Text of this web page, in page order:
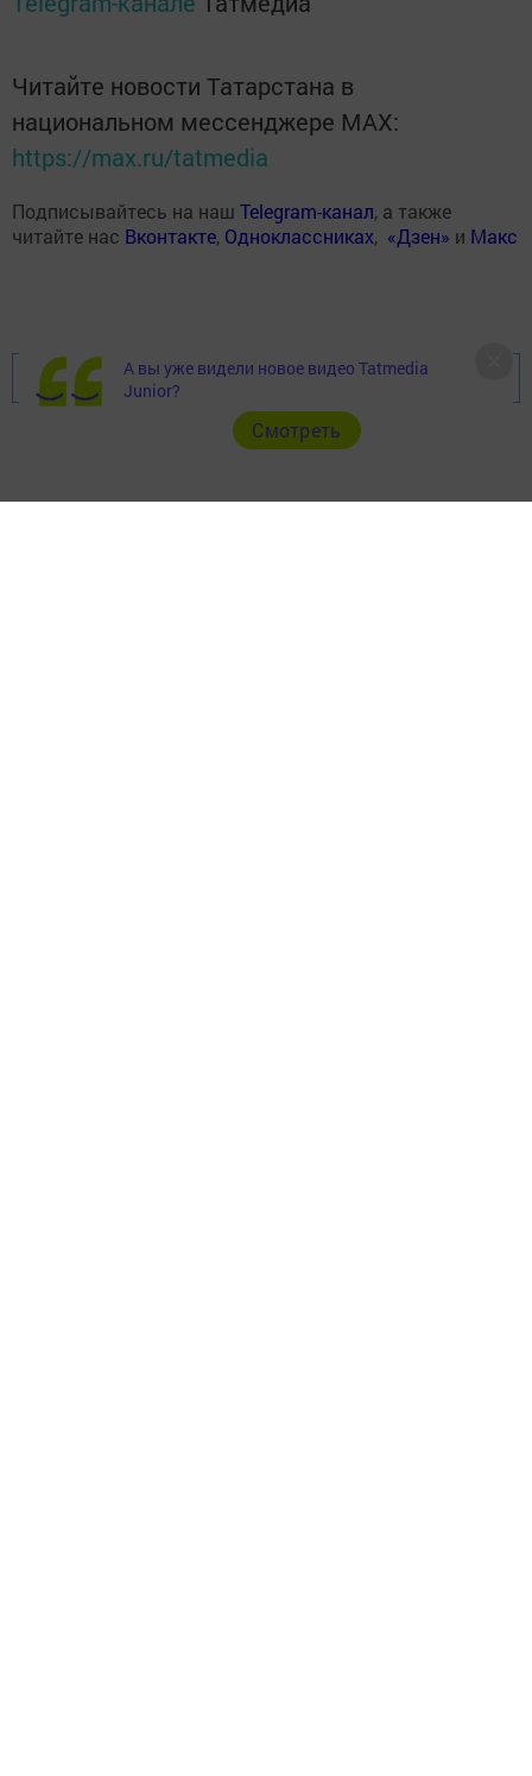
Читайте новости Татарстана в
национальном мессенджере MАХ:
https://max.ru/tatmedia
Подписывайтесь на наш Telegram-канал, а также
читайте нас Вконтакте, Одноклассниках, «Дзен» и Макс
Перейти на страницу новости
А вы уже видели новое видео Tatmedia
Junior?
Cмотреть